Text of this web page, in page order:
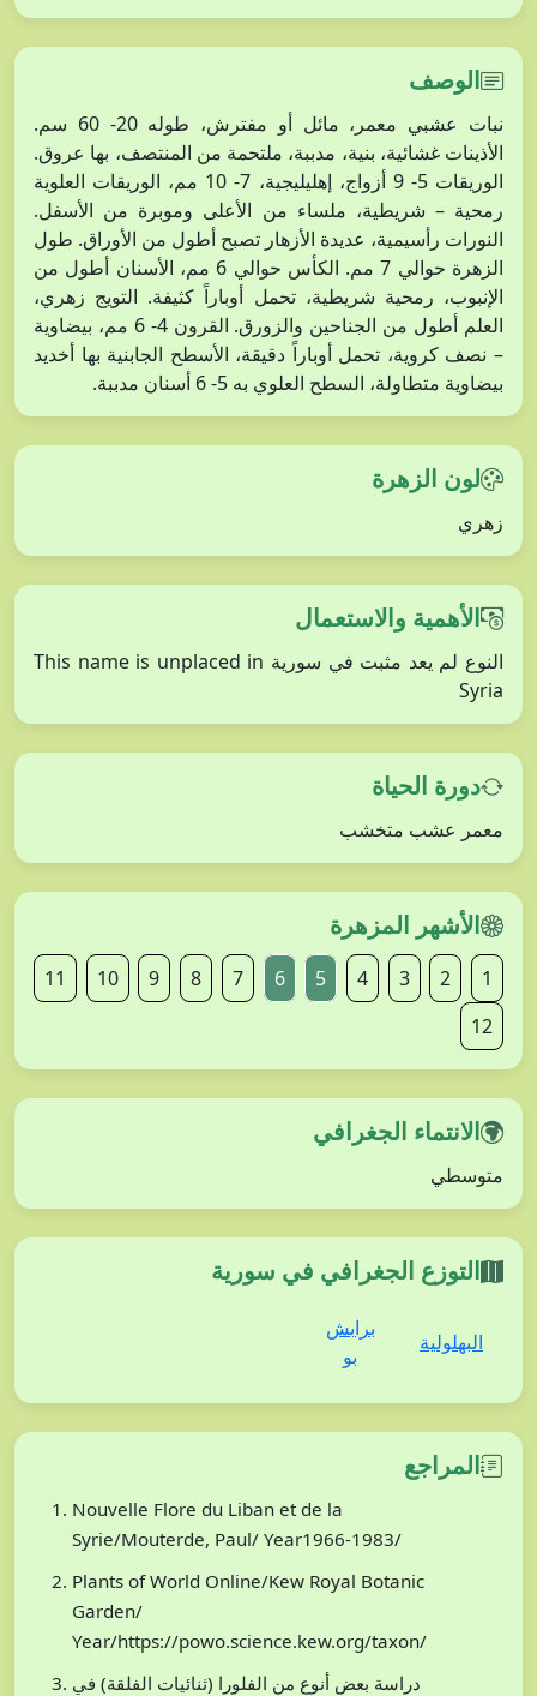
الوصف
نبات عشبي معمر، مائل أو مفترش، طوله 20- 60 سم.
الأذينات غشائية، بنية، مدببة، ملتحمة من المنتصف، بها عروق.
الوريقات 5- 9 أزواج، إهليليجية، 7- 10 مم، الوريقات العلوية
رمحية – شريطية، ملساء من الأعلى وموبرة من الأسفل.
النورات رأسيمية، عديدة الأزهار تصبح أطول من الأوراق. طول
الزهرة حوالي 7 مم. الكأس حوالي 6 مم، الأسنان أطول من
الإنبوب، رمحية شريطية، تحمل أوباراً كثيفة. التويج زهري،
العلم أطول من الجناحين والزورق. القرون 4- 6 مم، بيضاوية
– نصف كروية، تحمل أوباراً دقيقة، الأسطح الجابنية بها أخديد
بيضاوية متطاولة، السطح العلوي به 5- 6 أسنان مدببة.
لون الزهرة
زهري
الأهمية والاستعمال
النوع لم يعد مثبت في سورية This name is unplaced in
Syria
دورة الحياة
معمر عشب متخشب
الأشهر المزهرة
1
2
3
4
5
6
7
8
9
10
11
12
الانتماء الجغرافي
متوسطي
التوزع الجغرافي في سورية
البهلولية
برابش
بو
المراجع
Nouvelle Flore du Liban et de la
Syrie/Mouterde, Paul/ Year1966-1983/
Plants of World Online/Kew Royal Botanic
Garden/
Year/https://powo.science.kew.org/taxon/
دراسة بعض أنوع من الفلورا (ثنائيات الفلقة) في